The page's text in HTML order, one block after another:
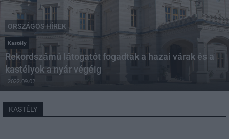
ORSZÁGOS HÍREK
Kastély
Rekordszámú látogatót fogadtak a hazai várak és a
kastélyok a nyár végéig
2022.09.02
KASTÉLY